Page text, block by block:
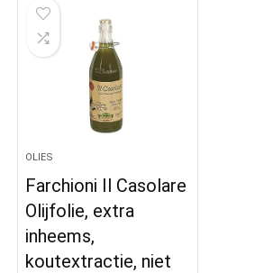
OLIES
Farchioni Il Casolare
Olijfolie, extra
inheems,
koutextractie, niet